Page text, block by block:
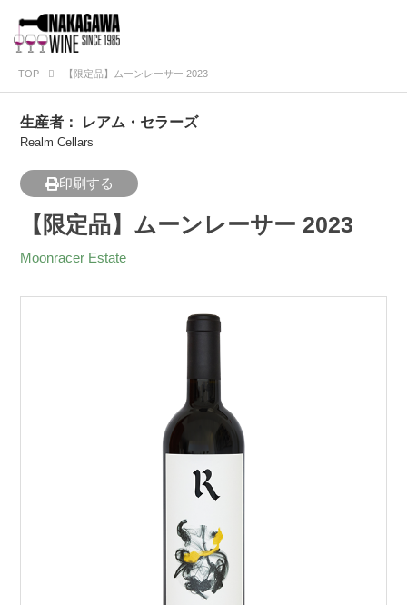
TOP 【限定品】ムーンレーサー 2023
生産者： レアム・セラーズ
Realm Cellars
印刷する
【限定品】ムーンレーサー 2023
Moonracer Estate